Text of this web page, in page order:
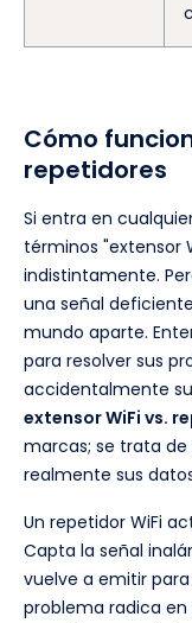
Cómo
repetidores
Si entra en
términos "extensor
indistintamente.
una señal
mundo aparte.
para resolver sus
accidentalmente
extensor WiFi vs.
marcas; se trata
realmente sus
Un repetidor WiFi
Capta la señal
vuelve a emitir
problema radica